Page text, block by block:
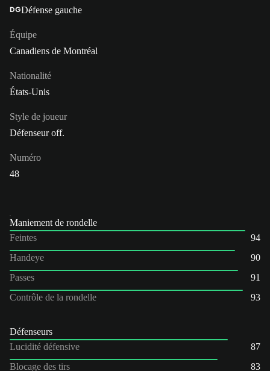
DGDéfense gauche
Équipe
Canadiens de Montréal
Nationalité
États-Unis
Style de joueur
Défenseur off.
Numéro
48
Maniement de rondelle
Feintes
94
Handeye
90
Passes
91
Contrôle de la rondelle
93
Défenseurs
Lucidité défensive
87
Blocage des tirs
83